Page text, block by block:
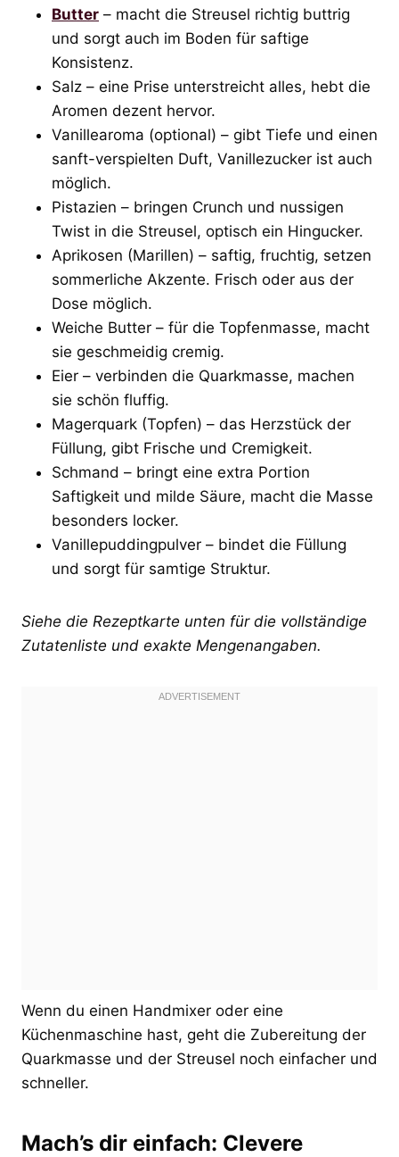
Butter – macht die Streusel richtig buttrig
und sorgt auch im Boden für saftige
Konsistenz.
Salz – eine Prise unterstreicht alles, hebt die
Aromen dezent hervor.
Vanillearoma (optional) – gibt Tiefe und einen
sanft-verspielten Duft, Vanillezucker ist auch
möglich.
Pistazien – bringen Crunch und nussigen
Twist in die Streusel, optisch ein Hingucker.
Aprikosen (Marillen) – saftig, fruchtig, setzen
sommerliche Akzente. Frisch oder aus der
Dose möglich.
Weiche Butter – für die Topfenmasse, macht
sie geschmeidig cremig.
Eier – verbinden die Quarkmasse, machen
sie schön fluffig.
Magerquark (Topfen) – das Herzstück der
Füllung, gibt Frische und Cremigkeit.
Schmand – bringt eine extra Portion
Saftigkeit und milde Säure, macht die Masse
besonders locker.
Vanillepuddingpulver – bindet die Füllung
und sorgt für samtige Struktur.
Siehe die Rezeptkarte unten für die vollständige
Zutatenliste und exakte Mengenangaben.
Wenn du einen Handmixer oder eine
Küchenmaschine hast, geht die Zubereitung der
Quarkmasse und der Streusel noch einfacher und
schneller.
Mach’s dir einfach: Clevere